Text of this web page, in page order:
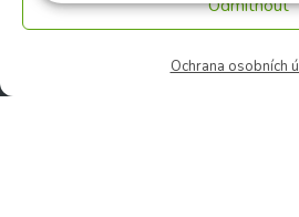
Odmítnout
Ochrana osobních
🚫 Neděle: